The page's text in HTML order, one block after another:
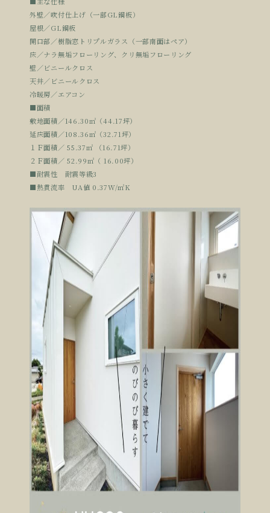
外壁／吹付仕上げ（一部GL鋼板）
屋根／GL鋼板
開口部／樹脂窓トリプルガラス（一部南面はペア）
床／ナラ無垢フローリング、クリ無垢フローリング
壁／ビニールクロス
天井／ビニールクロス
冷暖房／エアコン
■面積
敷地面積／146.30㎡（44.17坪）
延床面積／108.36㎡（32.71坪）
１Ｆ面積／ 55.37㎡ （16.71坪）
２Ｆ面積／ 52.99㎡（ 16.00坪）
■耐震性 耐震等級3
■熱貫流率 UA値 0.37W/㎡K